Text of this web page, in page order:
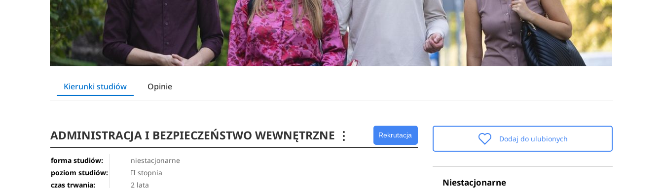
Kierunki studiów Opinie
ADMINISTRACJA I BEZPIECZEŃSTWO WEWNĘTRZNE ⋮ Rekrutacja
forma studiów:
niestacjonarne
poziom studiów:
II stopnia
czas trwania:
2 lata
Dodaj do ulubionych
Niestacjonarne